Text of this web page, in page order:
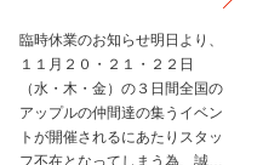
した…
臨時休業のお知らせ明日より、
１１月２０・２１・２２日
（水・木・金）の３日間全国の
アップルの仲間達の集うイベン
トが開催されるにあたりスタッ
フ不在となってしまう為、誠に